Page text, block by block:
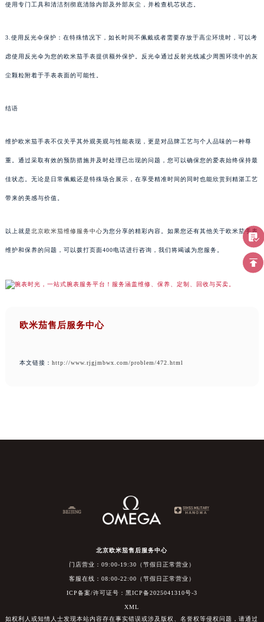
使用专门工具和清洁剂彻底清除内部及外部灰尘，并检查机芯状态。
3.使用反光伞保护：在特殊情况下，如长时间不佩戴或者需要存放于高尘环境时，可以考
虑使用反光伞为您的欧米茄手表提供额外保护。反光伞通过反射光线减少周围环境中的灰
尘颗粒附着于手表表面的可能性。
结语
维护欧米茄手表不仅关乎其外观美观与性能表现，更是对品牌工艺与个人品味的一种尊
重。通过采取有效的预防措施并及时处理已出现的问题，您可以确保您的爱表始终保持最
佳状态。无论是日常佩戴还是特殊场合展示，在享受精准时间的同时也能欣赏到精湛工艺
带来的美感与价值。
以上就是北京欧米茄维修服务中心为您分享的精彩内容。如果您还有其他关于欧米茄手表
维护和保养的问题，可以拨打页面400电话进行咨询，我们将竭诚为您服务。
欧米茄售后服务中心
本文链接： http://www.rjgjmbwx.com/problem/472.html
北京欧米茄售后服务中心
门店营业：09:00-19:30（节假日正常营业）
客服在线：08:00-22:00（节假日正常营业）
ICP备案/许可证号：黑ICP备2025041310号-3
XML
如权利人或知情人士发现本站内容存在事实错误或涉及版权、名誉权等侵权问题，请通过